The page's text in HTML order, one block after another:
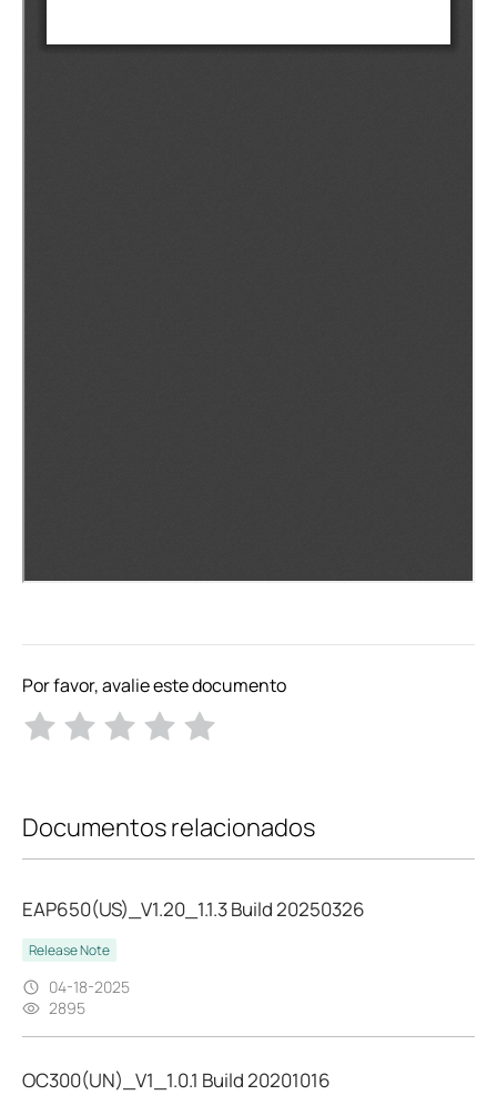
Por favor, avalie este documento
Documentos relacionados
EAP650(US)_V1.20_1.1.3 Build 20250326
Release Note
04-18-2025
2895
OC300(UN)_V1_1.0.1 Build 20201016